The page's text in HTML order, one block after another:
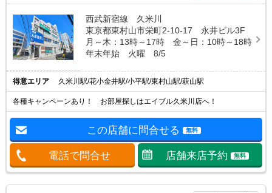
西武新宿線 久米川
東京都東村山市栄町2-10-17 永井ビル3F
月～木：13時～17時 金～日：10時～18時
年末年始 火曜 8/5
得意エリア 久米川駅/花小金井駅/小平駅/東村山駅/萩山駅
各種キャンペーンあり！ お部屋探しはエイブル久米川店へ！
この店舗に問合せる 無料
電話で問合せ 店舗来店予約 無料